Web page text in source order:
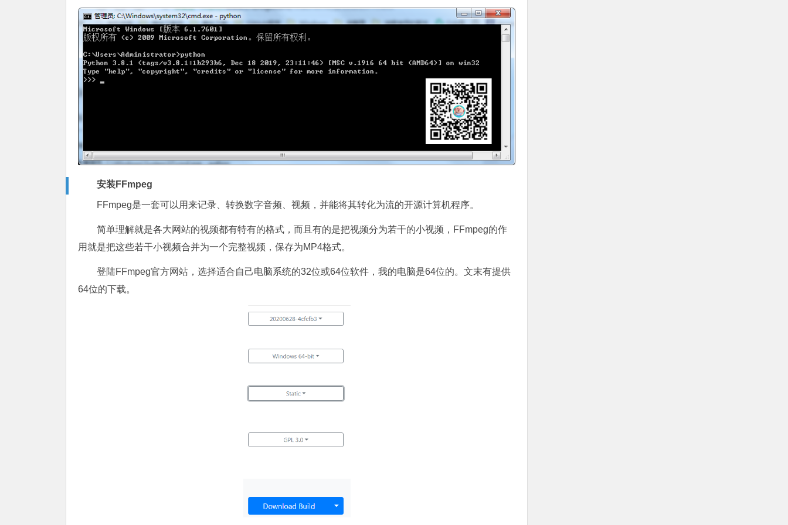
安装FFmpeg
FFmpeg是一套可以用来记录、转换数字音频、视频，并能将其转化为流的开源计算机程序。
简单理解就是各大网站的视频都有特有的格式，而且有的是把视频分为若干的小视频，FFmpeg的作
用就是把这些若干小视频合并为一个完整视频，保存为MP4格式。
登陆FFmpeg官方网站，选择适合自己电脑系统的32位或64位软件，我的电脑是64位的。文末有提供
64位的下载。